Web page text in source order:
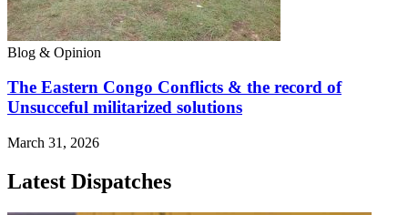
Blog & Opinion
The Eastern Congo Conflicts & the record of
Unsucceful militarized solutions
March 31, 2026
Latest Dispatches